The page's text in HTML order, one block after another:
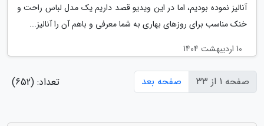
آنالیز نموده بودیم، اما در این ویدیو قصد داریم یک مدل لباس راحت و
خنک مناسب برای روزهای بهاری به شما معرفی و باهم آن را آنالیز...
10 اردیبهشت 1404
صفحه 1 از 33 صفحه بعد تعداد: (652)